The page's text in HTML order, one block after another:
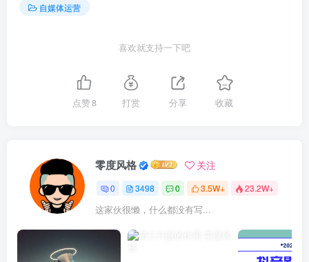
自媒体运营
喜欢就支持一下吧
点赞8 打赏 分享 收藏
零度风格 关注
0 3498 0 3.5W+ 23.2W+
这家伙很懒，什么都没有写...